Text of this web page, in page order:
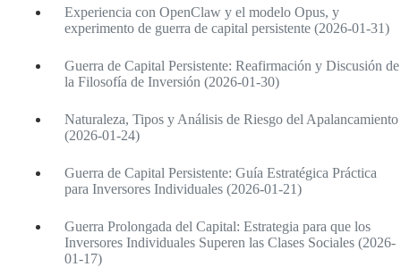
Experiencia con OpenClaw y el modelo Opus, y
experimento de guerra de capital persistente (2026-01-31)
Guerra de Capital Persistente: Reafirmación y Discusión de
la Filosofía de Inversión (2026-01-30)
Naturaleza, Tipos y Análisis de Riesgo del Apalancamiento
(2026-01-24)
Guerra de Capital Persistente: Guía Estratégica Práctica
para Inversores Individuales (2026-01-21)
Guerra Prolongada del Capital: Estrategia para que los
Inversores Individuales Superen las Clases Sociales (2026-
01-17)